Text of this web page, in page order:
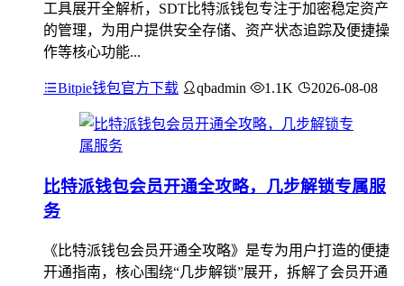
工具展开全解析，SDT比特派钱包专注于加密稳定资产
的管理，为用户提供安全存储、资产状态追踪及便捷操
作等核心功能...
Bitpie钱包官方下载 qbadmin 1.1K 2026-08-08
比特派钱包会员开通全攻略，几步解锁专属服
务
《比特派钱包会员开通全攻略》是专为用户打造的便捷
开通指南，核心围绕“几步解锁”展开，拆解了会员开通